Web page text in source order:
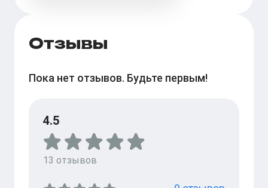
Отзывы
Пока нет отзывов. Будьте первым!
4.5
13 отзывов